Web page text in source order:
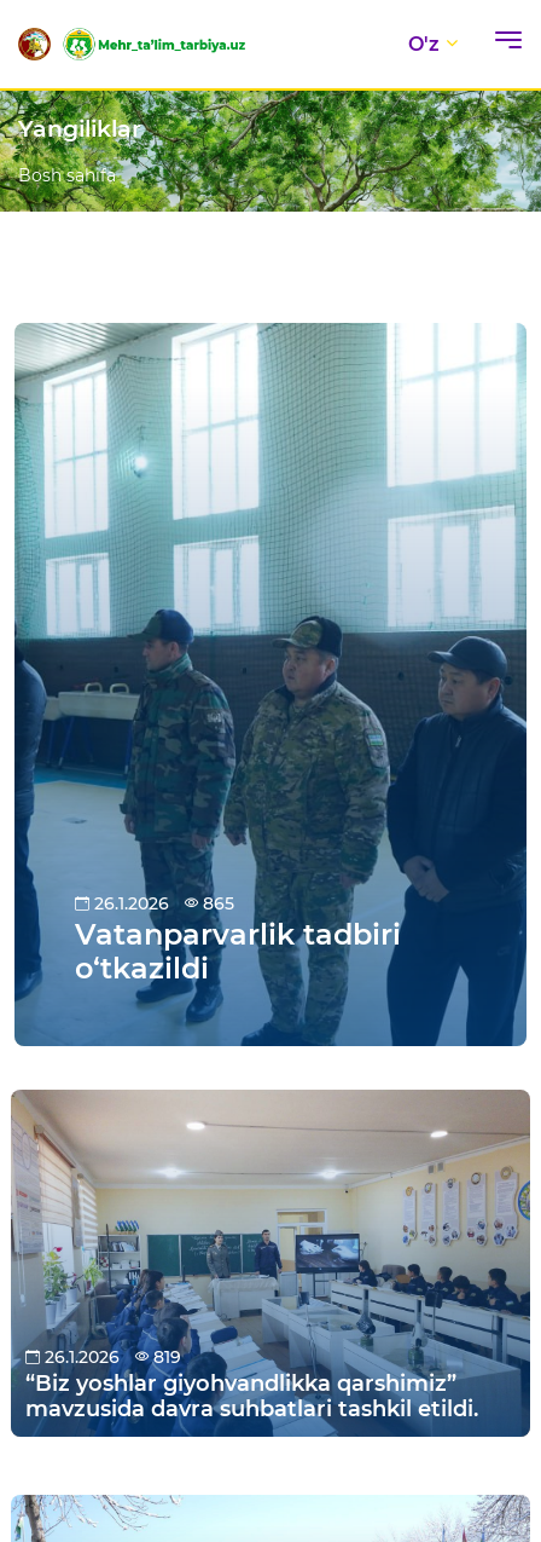
O'z
Yangiliklar
Bosh sahifa
26.1.2026 865
Vatanparvarlik tadbiri
o‘tkazildi
26.1.2026 819
“Biz yoshlar giyohvandlikka qarshimiz”
mavzusida davra suhbatlari tashkil etildi.